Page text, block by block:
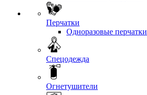
Перчатки
Одноразовые перчатки
Спецодежда
Огнетушители